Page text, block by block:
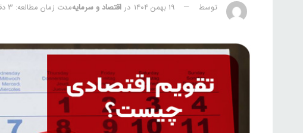
توسط ۱۹ بهمن ۱۴۰۴ در اقتصاد و سرمایهمدت زمان مطالعه: 3 دقیقه